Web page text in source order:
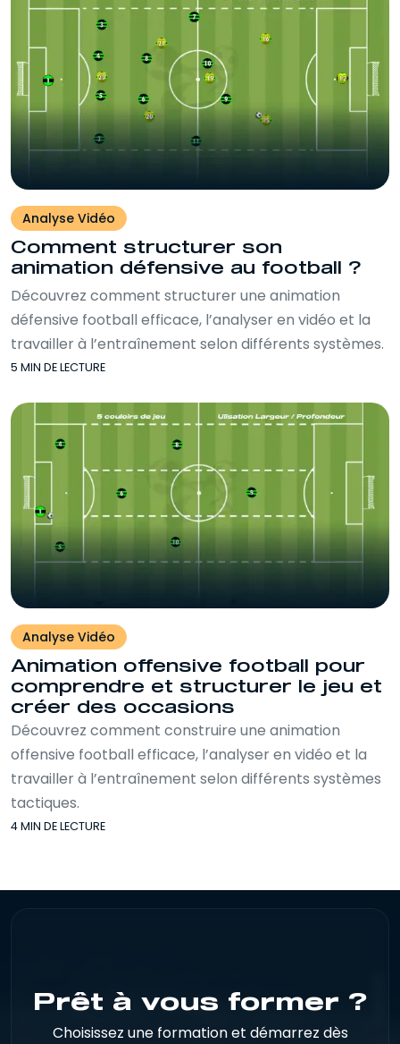
Analyse Vidéo
Comment structurer son
animation défensive au football ?
Découvrez comment structurer une animation
défensive football efficace, l’analyser en vidéo et la
travailler à l’entraînement selon différents systèmes.
5 MIN DE LECTURE
Analyse Vidéo
Animation offensive football pour
comprendre et structurer le jeu et
créer des occasions
Découvrez comment construire une animation
offensive football efficace, l’analyser en vidéo et la
travailler à l’entraînement selon différents systèmes
tactiques.
4 MIN DE LECTURE
Prêt à vous former ?
Choisissez une formation et démarrez dès